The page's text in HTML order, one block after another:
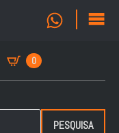
0
PESQUISA